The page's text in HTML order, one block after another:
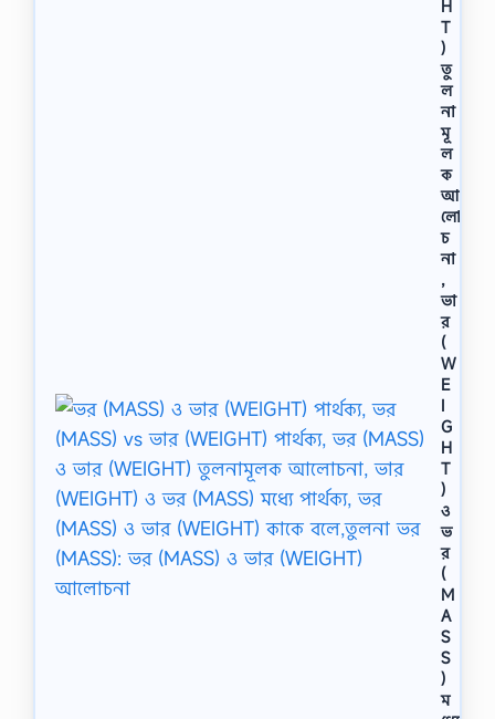
H
T
)
তু
ল
না
মূ
ল
ক
আ
লো
চ
না
,
ভা
র
(
W
E
I
G
H
T
)
ও
ভ
র
(
M
A
S
S
)
ম